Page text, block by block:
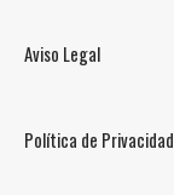
Aviso Legal
Política de Privacidad